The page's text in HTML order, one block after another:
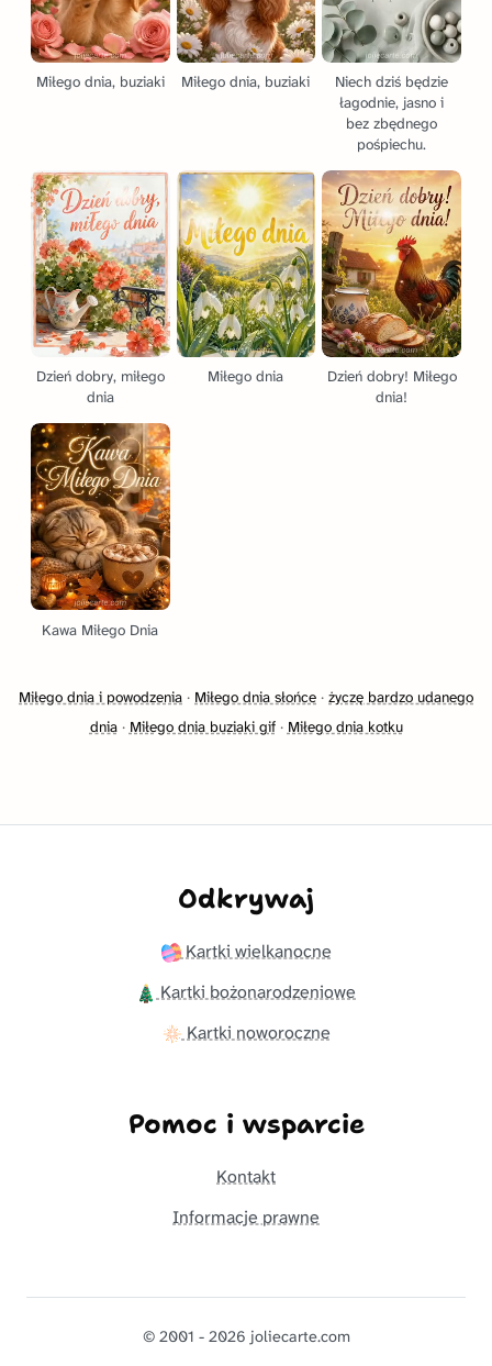
Miłego dnia, buziaki Miłego dnia, buziaki
Niech dziś będzie
łagodnie, jasno i
bez zbędnego
pośpiechu.
Dzień dobry, miłego
dnia
Miłego dnia
Dzień dobry! Miłego
dnia!
Kawa Miłego Dnia
Miłego dnia i powodzenia · Miłego dnia słońce · życzę bardzo udanego
dnia· Miłego dnia buziaki gif· Miłego dnia kotku
Odkrywaj
Kartki wielkanocne
Kartki bożonarodzeniowe
Kartki noworoczne
Pomoc i wsparcie
Kontakt
Informacje prawne
© 2001 - 2026 joliecarte.com